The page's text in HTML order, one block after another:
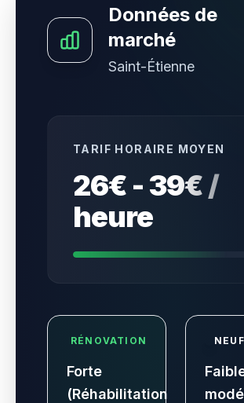
Données de
marché
Saint-Étienne
TARIF HORAIRE MOYEN
26€ - 39€ /
heure
RÉNOVATION
Forte
(Réhabilitation
NEUF